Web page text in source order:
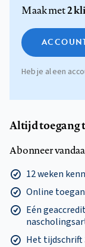
Maak met2
Heb je al een
Altijd toegang
Abonneer
12 weken
Online
Eén
Het tijdschrift